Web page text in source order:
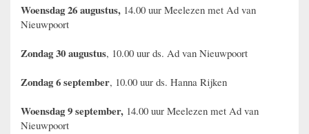
Woensdag 26 augustus, 14.00 uur Meelezen met Ad van
Nieuwpoort
Zondag 30 augustus, 10.00 uur ds. Ad van Nieuwpoort
Zondag 6 september, 10.00 uur ds. Hanna Rijken
Woensdag 9 september, 14.00 uur Meelezen met Ad van
Nieuwpoort